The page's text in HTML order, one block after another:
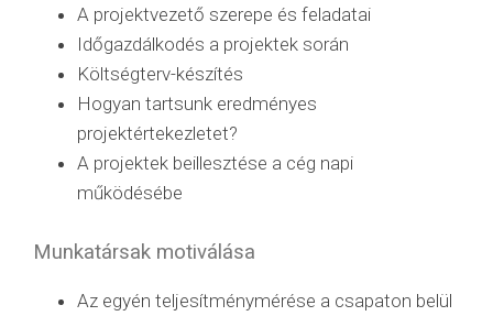
A projektvezető szerepe és feladatai
Időgazdálkodés a projektek során
Költségterv-készítés
Hogyan tartsunk eredményes
projektértekezletet?
A projektek beillesztése a cég napi
működésébe
Munkatársak motiválása
Az egyén teljesítménymérése a csapaton belül